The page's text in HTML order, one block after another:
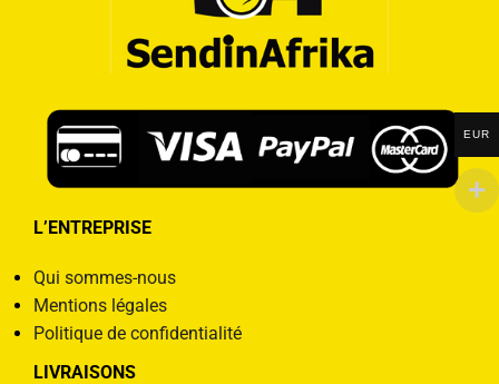
L’ENTREPRISE
Qui sommes-nous
Mentions légales
Politique de confidentialité
LIVRAISONS
EUR